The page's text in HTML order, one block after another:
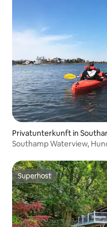
Privatunterkunft in
Southamp Waterview,
Superhost
Superhost